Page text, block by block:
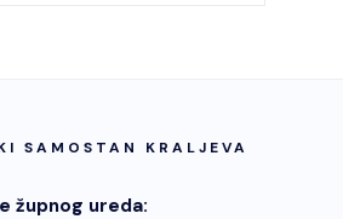
SAMOSTAN KRALJEVA
župnog ureda: